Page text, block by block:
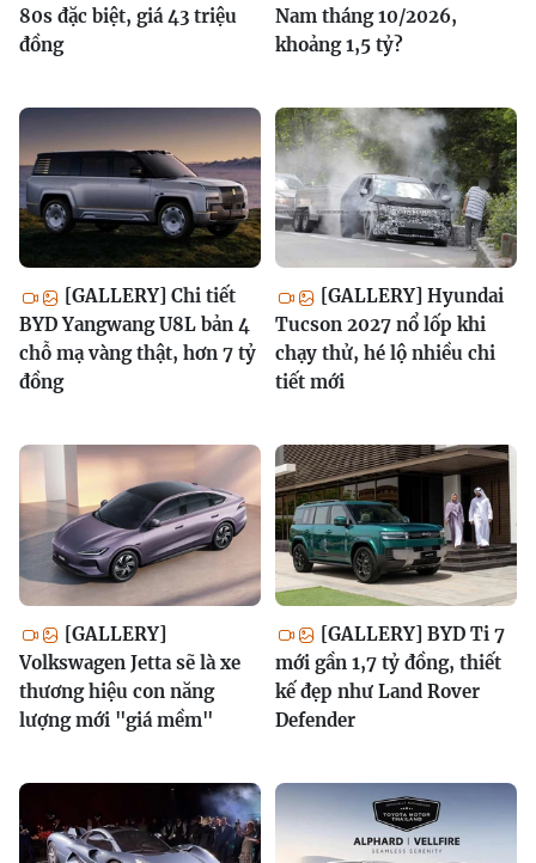
80s đặc biệt, giá 43 triệu
đồng
Nam tháng 10/2026,
khoảng 1,5 tỷ?
[GALLERY] Chi tiết
BYD Yangwang U8L bản 4
chỗ mạ vàng thật, hơn 7 tỷ
đồng
[GALLERY] Hyundai
Tucson 2027 nổ lốp khi
chạy thử, hé lộ nhiều chi
tiết mới
[GALLERY]
Volkswagen Jetta sẽ là xe
thương hiệu con năng
lượng mới "giá mềm"
[GALLERY] BYD Ti 7
mới gần 1,7 tỷ đồng, thiết
kế đẹp như Land Rover
Defender